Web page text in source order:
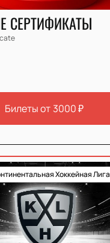
СЕРТИФИКАТЫ
Билеты от 3000₽
Хоккейная Лига